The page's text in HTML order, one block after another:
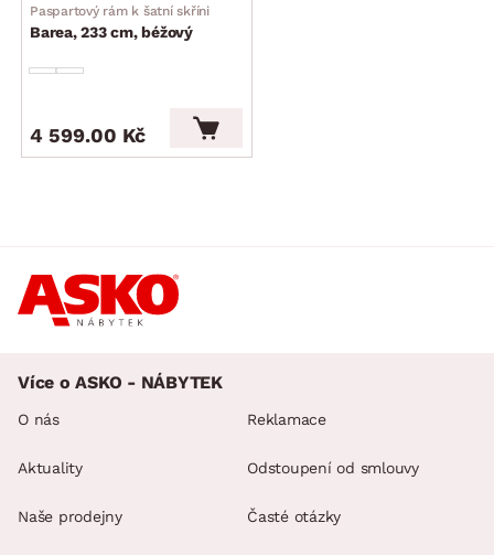
Paspartový rám k šatní skříni
Barea, 233 cm, béžový
4 599.00 Kč
Více o ASKO - NÁBYTEK
O nás
Aktuality
Naše prodejny
Reklamace
Odstoupení od smlouvy
Časté otázky